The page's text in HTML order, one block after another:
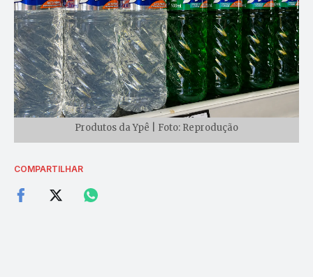
Produtos da Ypê | Foto: Reprodução
COMPARTILHAR